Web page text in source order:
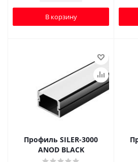
В корзину
Профиль SILER-3000
ANOD BLACK